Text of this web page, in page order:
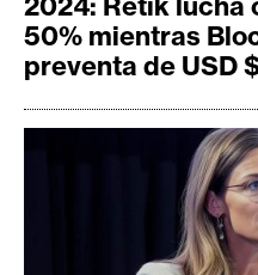
C
o
n
a
50% mientras
preventa de USD